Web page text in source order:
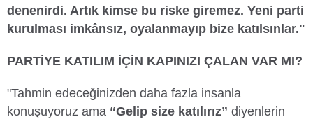
denenirdi. Artık kimse bu riske giremez. Yeni parti
kurulması imkânsız, oyalanmayıp bize katılsınlar."
PARTİYE KATILIM İÇİN KAPINIZI ÇALAN VAR MI?
"Tahmin edeceğinizden daha fazla insanla
konuşuyoruz ama “Gelip size katılırız” diyenlerin